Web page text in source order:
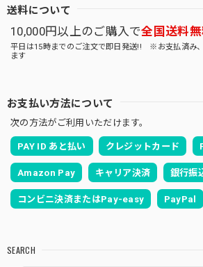
送料について
10,000円以上のご購入で全国送料
平日は15時までのご注文で即日発送!! ※お支払済み
ます
お支払い方法について
次の方法がご利用いただけます。
PAY ID あと払い クレジットカード
Amazon Pay キャリア決済 銀行振
コンビニ決済またはPay-easy PayPal
SEARCH